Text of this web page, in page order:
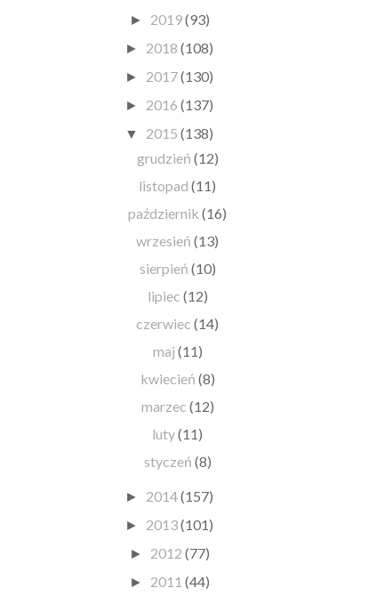
► 2019(93)
► 2018 (108)
► 2017(130)
► 2016 (137)
▼ 2015 (138)
grudzień (12)
listopad(11)
październik(16)
wrzesień(13)
sierpień (10)
lipiec (12)
czerwiec(14)
maj (11)
kwiecień (8)
marzec (12)
luty(11)
styczeń (8)
► 2014(157)
► 2013(101)
► 2012 (77)
► 2011 (44)